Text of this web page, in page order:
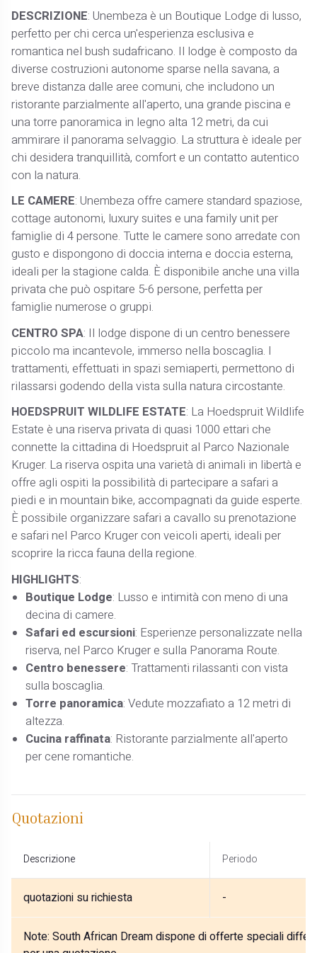
DESCRIZIONE: Unembeza è un Boutique Lodge di lusso,
perfetto per chi cerca un'esperienza esclusiva e
romantica nel bush sudafricano. Il lodge è composto da
diverse costruzioni autonome sparse nella savana, a
breve distanza dalle aree comuni, che includono un
ristorante parzialmente all'aperto, una grande piscina e
una torre panoramica in legno alta 12 metri, da cui
ammirare il panorama selvaggio. La struttura è ideale per
chi desidera tranquillità, comfort e un contatto autentico
con la natura.
LE CAMERE: Unembeza offre camere standard spaziose,
cottage autonomi, luxury suites e una family unit per
famiglie di 4 persone. Tutte le camere sono arredate con
gusto e dispongono di doccia interna e doccia esterna,
ideali per la stagione calda. È disponibile anche una villa
privata che può ospitare 5-6 persone, perfetta per
famiglie numerose o gruppi.
CENTRO SPA: Il lodge dispone di un centro benessere
piccolo ma incantevole, immerso nella boscaglia. I
trattamenti, effettuati in spazi semiaperti, permettono di
rilassarsi godendo della vista sulla natura circostante.
HOEDSPRUIT WILDLIFE ESTATE: La Hoedspruit Wildlife
Estate è una riserva privata di quasi 1000 ettari che
connette la cittadina di Hoedspruit al Parco Nazionale
Kruger. La riserva ospita una varietà di animali in libertà e
offre agli ospiti la possibilità di partecipare a safari a
piedi e in mountain bike, accompagnati da guide esperte.
È possibile organizzare safari a cavallo su prenotazione
e safari nel Parco Kruger con veicoli aperti, ideali per
scoprire la ricca fauna della regione.
HIGHLIGHTS:
Boutique Lodge: Lusso e intimità con meno di una
decina di camere.
Safari ed escursioni: Esperienze personalizzate nella
riserva, nel Parco Kruger e sulla Panorama Route.
Centro benessere: Trattamenti rilassanti con vista
sulla boscaglia.
Torre panoramica: Vedute mozzafiato a 12 metri di
altezza.
Cucina raffinata: Ristorante parzialmente all'aperto
per cene romantiche.
Quotazioni
Descrizione Periodo
quotazioni su richiesta -
Note: South African Dream dispone di offerte speciali